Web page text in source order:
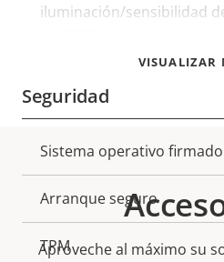
VISUALIZAR
iluminación/sensibilidad
Seguridad
Descripción
de
propiedad
Valor de
la
Sistema operativo firmado
Arranque seguro
TPM
Aproveche al máximo su